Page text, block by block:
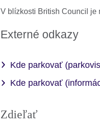
V blízkosti British Council je
Externé odkazy
Kde parkovať
Kde parkovať
Zdieľať